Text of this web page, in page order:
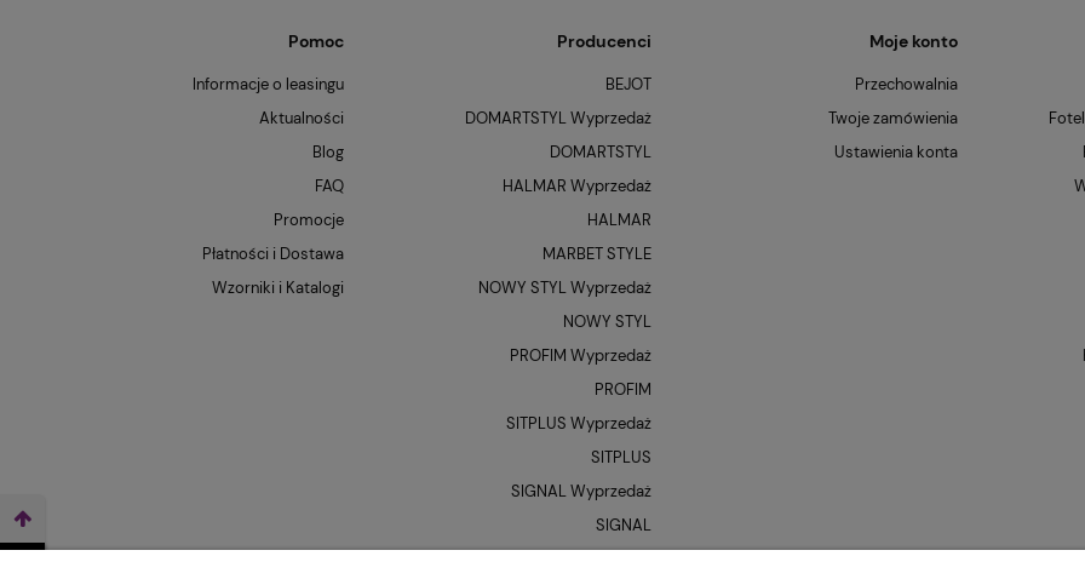
Pomoc
Informacje o leasingu
Aktualności
Blog
FAQ
Promocje
Płatności i Dostawa
Wzorniki i Katalogi
Producenci
BEJOT
DOMARTSTYL Wyprzedaż
DOMARTSTYL
HALMAR Wyprzedaż
HALMAR
MARBET STYLE
NOWY STYL Wyprzedaż
NOWY STYL
PROFIM Wyprzedaż
PROFIM
SITPLUS Wyprzedaż
SITPLUS
SIGNAL Wyprzedaż
SIGNAL
Moje konto
Przechowalnia
Twoje zamówienia
Ustawienia konta